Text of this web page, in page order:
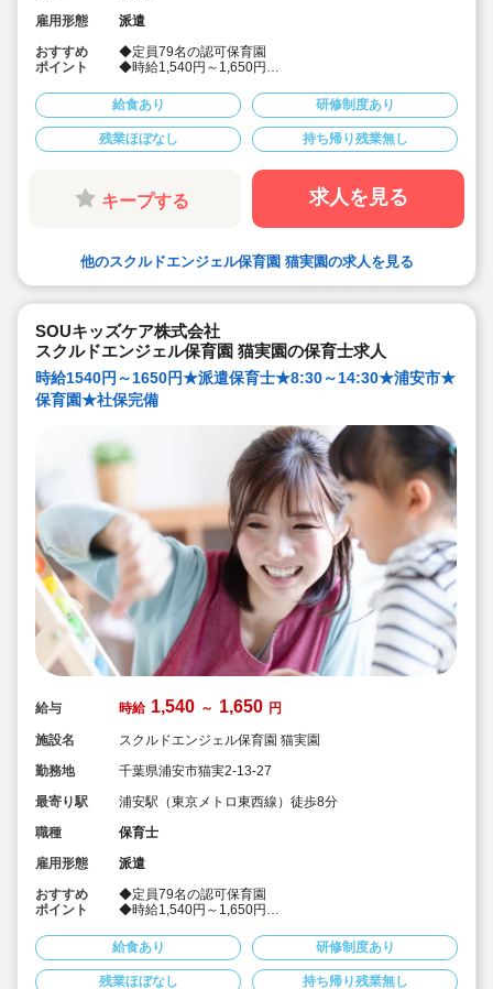
雇用形態
派遣
おすすめ
ポイント
◆定員79名の認可保育園
◆時給1,540円～1,650円
◆社会保険完備！
◆皆勤手当あり♪
◆派遣でのお仕事
◆リトミック・幼児体育、世界で通用する語学力の基本
質の高い幼児教育プログラムを提供しております。
給食あり 研修制度あり
残業ほぼなし 持ち帰り残業無し
キープする 求人を見る
他のスクルドエンジェル保育園 猫実園の求人を見る
SOUキッズケア株式会社
スクルドエンジェル保育園 猫実園の保育士求人
時給1540円～1650円★派遣保育士★8:30～14:30★浦安市★
保育園★社保完備
給与 時給 1,540 ～ 1,650 円
施設名
スクルドエンジェル保育園 猫実園
勤務地
千葉県浦安市猫実2-13-27
最寄り駅
浦安駅（東京メトロ東西線）徒歩8分
職種
保育士
雇用形態
派遣
おすすめ
ポイント
◆定員79名の認可保育園
◆時給1,540円～1,650円
◆社会保険完備！
◆皆勤手当あり♪
◆派遣でのお仕事
給食あり 研修制度あり
残業ほぼなし 持ち帰り残業無し